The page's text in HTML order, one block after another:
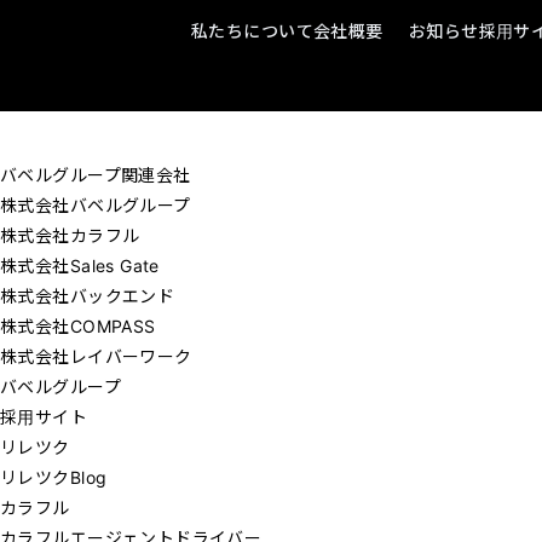
私たちについて会社概要 お知らせ採用サ
バベルグループ関連会社
株式会社バベルグループ
株式会社カラフル
株式会社Sales Gate
株式会社バックエンド
株式会社COMPASS
株式会社レイバーワーク
バベルグループ
採用サイト
リレツク
リレツクBlog
カラフル
カラフルエージェントドライバー